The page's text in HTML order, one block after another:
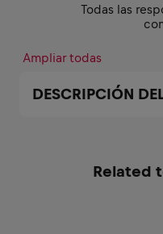
Todas las
Ampliar todas
DESCRIPCIÓN
Related